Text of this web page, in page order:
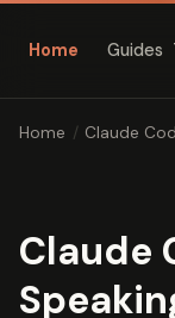
Home Guides
Home / Claude
Claude